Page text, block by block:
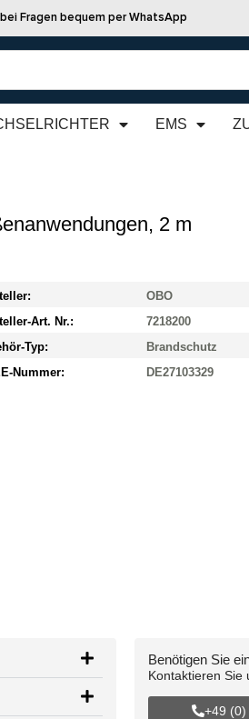
Fragen bequem per WhatsApp
EMS
2 m
OBO
Art. Nr.:
7218200
Typ:
Brandschutz
Nummer:
DE27103329
Benötigen Sie
Kontaktieren Sie
+49